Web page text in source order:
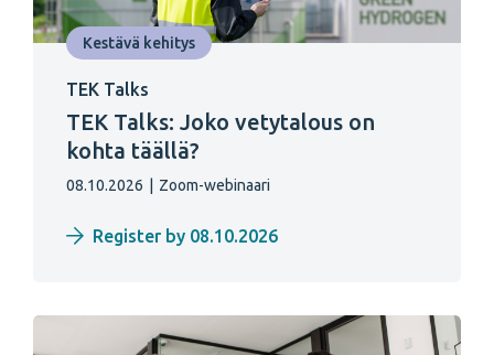
Kestävä kehitys
TEK Talks
TEK Talks: Joko vetytalous on
kohta täällä?
08.10.2026 Zoom-webinaari
Register by 08.10.2026